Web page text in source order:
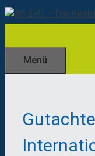
Zum
Inhalt
Menü